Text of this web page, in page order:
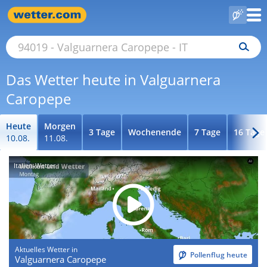
Das Wetter heute in Valguarnera
Caropepe
Heute
10.08.
Morgen
11.08.
3 Tage Wochenende 7 Tage 16 Tage
Italien-Wetter
Aktuelles Wetter in
Valguarnera Caropepe Pollenflug heute